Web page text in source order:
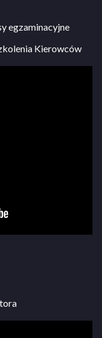
egzaminacyjne
Kierowców